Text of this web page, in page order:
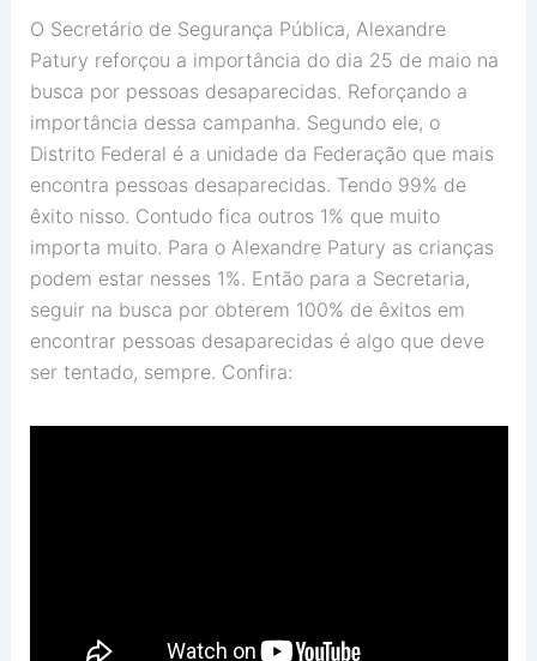
O Secretário de Segurança Pública, Alexandre
Patury reforçou a importância do dia 25 de maio na
busca por pessoas desaparecidas. Reforçando a
importância dessa campanha. Segundo ele, o
Distrito Federal é a unidade da Federação que mais
encontra pessoas desaparecidas. Tendo 99% de
êxito nisso. Contudo fica outros 1% que muito
importa muito. Para o Alexandre Patury as crianças
podem estar nesses 1%. Então para a Secretaria,
seguir na busca por obterem 100% de êxitos em
encontrar pessoas desaparecidas é algo que deve
ser tentado, sempre. Confira: